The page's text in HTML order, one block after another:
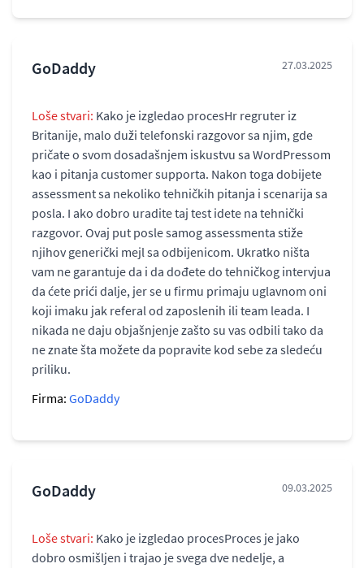
GoDaddy 27.03.2025
Loše stvari: Kako je izgledao procesHr regruter iz
Britanije, malo duži telefonski razgovor sa njim, gde
pričate o svom dosadašnjem iskustvu sa WordPressom
kao i pitanja customer supporta. Nakon toga dobijete
assessment sa nekoliko tehničkih pitanja i scenarija sa
posla. I ako dobro uradite taj test idete na tehnički
razgovor. Ovaj put posle samog assessmenta stiže
njihov generički mejl sa odbijenicom. Ukratko ništa
vam ne garantuje da i da dođete do tehničkog intervjua
da ćete prići dalje, jer se u firmu primaju uglavnom oni
koji imaku jak referal od zaposlenih ili team leada. I
nikada ne daju objašnjenje zašto su vas odbili tako da
ne znate šta možete da popravite kod sebe za sledeću
priliku.
Firma: GoDaddy
GoDaddy 09.03.2025
Loše stvari: Kako je izgledao procesProces je jako
dobro osmišljen i trajao je svega dve nedelje, a